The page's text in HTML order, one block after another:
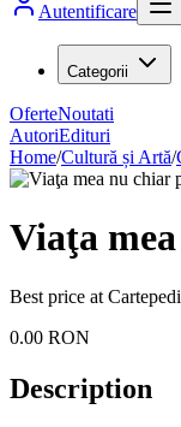
Autentificare
Categorii
OferteNoutati
AutoriEdituri
Home/Cultură și Artă/
Viaţa
Best price at
0.00 RON
Description